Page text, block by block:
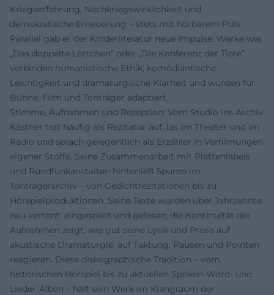
Kriegserfahrung, Nachkriegswirklichkeit und
demokratische Erneuerung – stets mit hörbarem Puls.
Parallel gab er der Kinderliteratur neue Impulse: Werke wie
„Das doppelte Lottchen“ oder „Die Konferenz der Tiere“
verbinden humanistische Ethik, komödiantische
Leichtigkeit und dramaturgische Klarheit und wurden für
Bühne, Film und Tonträger adaptiert.
Stimme, Aufnahmen und Rezeption: Vom Studio ins Archiv
Kästner trat häufig als Rezitator auf, las im Theater und im
Radio und sprach gelegentlich als Erzähler in Verfilmungen
eigener Stoffe. Seine Zusammenarbeit mit Plattenlabels
und Rundfunkanstalten hinterließ Spuren im
Tonträgerarchiv – von Gedichtrezitationen bis zu
Hörspielproduktionen. Seine Texte wurden über Jahrzehnte
neu vertont, eingespielt und gelesen; die Kontinuität der
Aufnahmen zeigt, wie gut seine Lyrik und Prosa auf
akustische Dramaturgie, auf Taktung, Pausen und Pointen
reagieren. Diese diskographische Tradition – vom
historischen Hörspiel bis zu aktuellen Spoken-Word- und
Lieder-Alben – hält sein Werk im Klangraum der